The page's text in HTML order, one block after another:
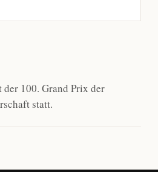
100. Grand Prix der
statt.